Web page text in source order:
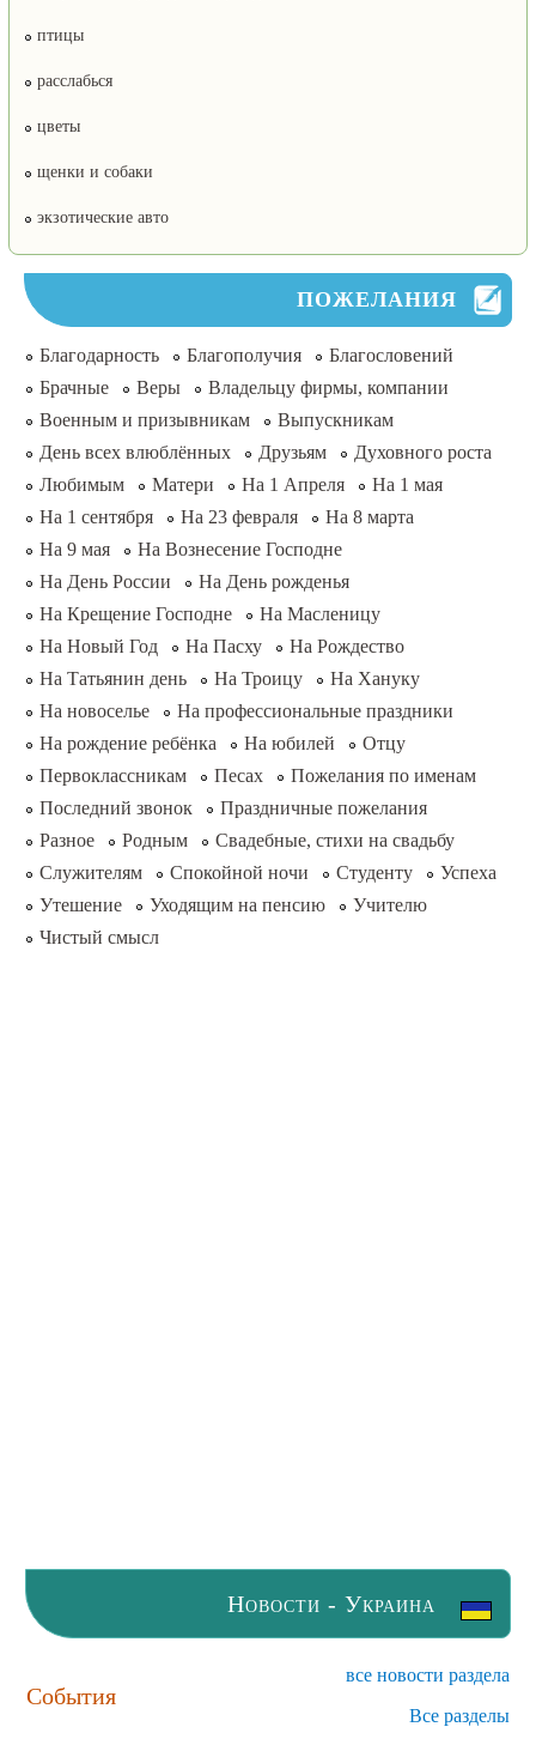
птицы
расслабься
цветы
щенки и собаки
экзотические авто
ПОЖЕЛАНИЯ
Благодарность Благополучия
Благословений
Брачные
Веры
Владельцу фирмы, компании
Военным и призывникам
Выпускникам
День всех влюблённых
Друзьям
Духовного роста
Любимым
Матери На 1 Апреля
На 1 мая
На 1 сентября
На 23 февраля
На 8 марта
На 9 мая
На Вознесение Господне
На День России
На День рожденья
На Крещение Господне
На Масленицу
На Новый Год
На Пасху
На Рождество
На Татьянин день
На Троицу
На Хануку
На новоселье
На профессиональные праздники
На рождение ребёнка
На юбилей
Отцу
Первоклассникам
Песах
Пожелания по именам
Последний звонок
Праздничные пожелания
Разное
Родным
Свадебные, стихи на свадьбу
Служителям
Спокойной ночи Студенту
Успеха
Утешение
Уходящим на пенсию
Учителю
Чистый смысл
Новости - Украина
События
все новости раздела
Все разделы